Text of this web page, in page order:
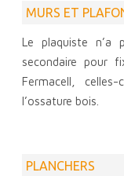
MURS ET
Le plaquiste n’a
secondaire pour
Fermacell,
l’ossature bois.
PLANCHERS